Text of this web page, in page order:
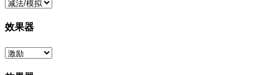
效果器